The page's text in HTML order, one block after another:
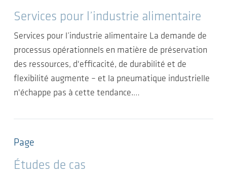
Services pour l’industrie alimentaire
Services pour l’industrie alimentaire La demande de
processus opérationnels en matière de préservation
des ressources, d'efficacité, de durabilité et de
flexibilité augmente – et la pneumatique industrielle
n'échappe pas à cette tendance.…
Page
Études de cas